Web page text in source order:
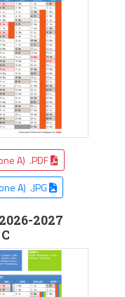
A) .PDF
A) .JPG
2027